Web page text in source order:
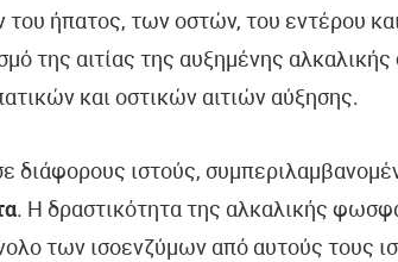
ήπατος, των οστών, του εντέρου
της αιτίας της αυξημένης
και οστικών αιτιών αύξησης.
διάφορους ιστούς,
. Η δραστικότητα της αλκαλικής
των ισοενζύμων από αυτούς τους